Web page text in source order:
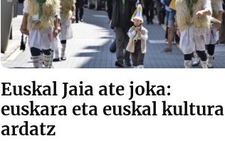
Euskal Jaia ate joka:
euskara eta euskal kultura
ardatz